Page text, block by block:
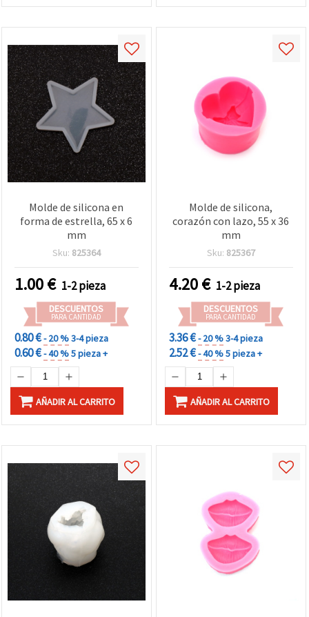
Molde de silicona en
forma de estrella, 65 x 6
mm
Sku: 825364
1.00€ 1-2 pieza
DESCUENTOS
PARA CANTIDAD
0.80 €- 20 %3-4 pieza
0.60 €- 40 %5 pieza +
AÑADIR AL CARRITO
Molde de silicona,
corazón con lazo, 55 x 36
mm
Sku: 825367
4.20€ 1-2 pieza
DESCUENTOS
PARA CANTIDAD
3.36 €- 20 %3-4 pieza
2.52 €- 40 %5 pieza +
AÑADIR AL CARRITO